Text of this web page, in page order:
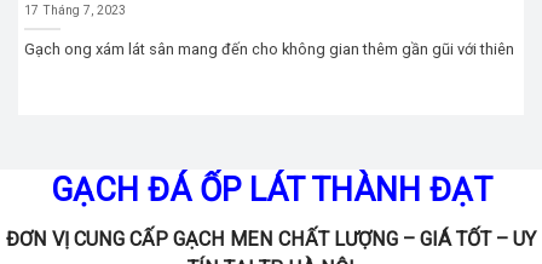
17 Tháng 7, 2023
Gạch ong xám lát sân mang đến cho không gian thêm gần gũi với thiên
GẠCH ĐÁ ỐP LÁT THÀNH ĐẠT
ĐƠN VỊ CUNG CẤP GẠCH MEN CHẤT LƯỢNG – GIÁ TỐT – UY